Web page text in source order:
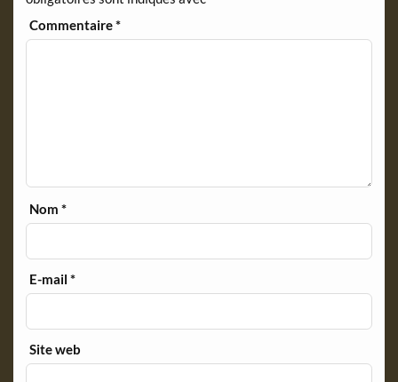
Commentaire*
Nom*
E-mail*
Site web